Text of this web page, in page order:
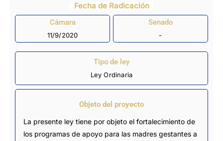
Fecha de Radicación
Cámara
11/9/2020
Senado
-
Tipo de ley
Ley Ordinaria
Objeto del proyecto
La presente ley tiene por objeto el fortalecimiento de
los programas de apoyo para las madres gestantes a